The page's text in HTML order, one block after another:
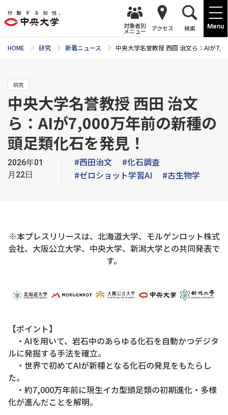
Menu
対象者別
メニュー アクセス 検索
HOME 研究 新着ニュース 中央大学名誉教授 西田 治文ら：AIが
研究
中央大学名誉教授 西田 治文
ら：AIが7,000万年前の新種の
頭足類化石を発見！
2026年01
月22日
#西田治文
#化石調査
#ゼロショット学習AI
#古生物学
※本プレスリリースは、北海道大学、モルゲンロット株式
会社、大阪公立大学、中央大学、新潟大学との共同発表で
す。
【ポイント】
・AIを用いて、岩石中のあらゆる化石を自動かつデジタ
ルに発掘する手法を確立。
・世界で初めてAIが新種となる化石の発見をもたらし
た。
・約7,000万年前に現生イカ型頭足類の初期進化・多様
化が進んだことを解明。